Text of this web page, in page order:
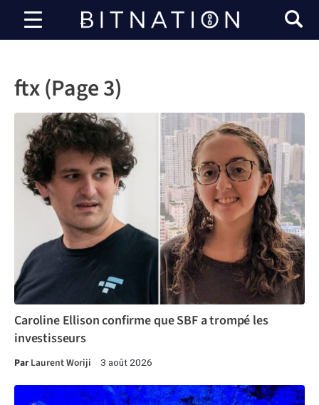
Bitnation
ftx (Page 3)
Caroline Ellison confirme que SBF a trompé les
investisseurs
ParLaurent Woriji 3 août 2026